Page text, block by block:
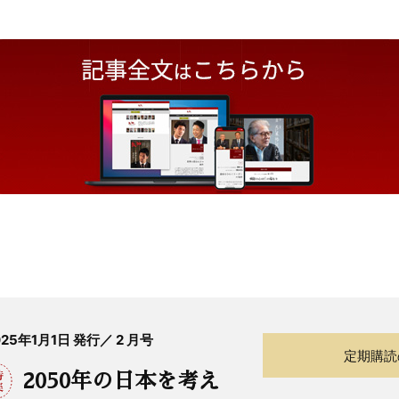
年1月1日 発行／ 2 月号
2050年の日本を考え
定期購